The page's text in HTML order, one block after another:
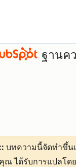
ฐานค
บทความนี้จัดทำขึ้น
คุณได้รับการแปลโด